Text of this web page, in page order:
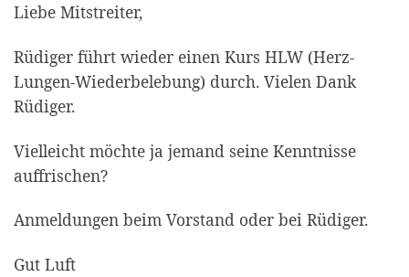
Liebe Mitstreiter,
Rüdiger führt wieder einen Kurs HLW (Herz-
Lungen-Wiederbelebung) durch. Vielen Dank
Rüdiger.
Vielleicht möchte ja jemand seine Kenntnisse
auffrischen?
Anmeldungen beim Vorstand oder bei Rüdiger.
Gut Luft